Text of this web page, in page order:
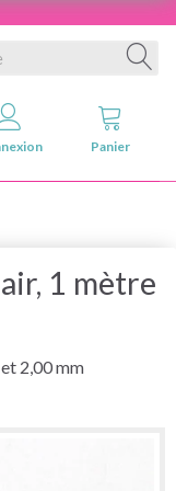
Panier
1 mètre
2,00 mm